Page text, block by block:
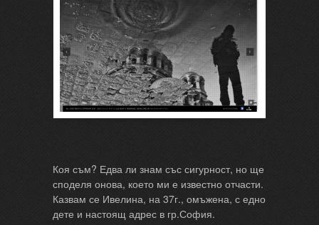
Коя съм? Едва ли знам със сигурност, но ще
споделя онова, което ми е известно отчасти.
Казвам се Ивелина, на 37г., омъжена, с едно
дете и настоящ адрес в гр.София.